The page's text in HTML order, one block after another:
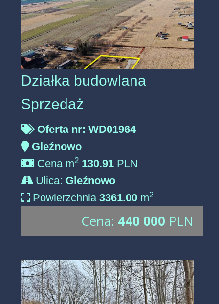
Działka budowlana
Sprzedaż
Oferta nr: WD01964
Gleźnowo
Cena m2 130.91 PLN
Ulica: Gleźnowo
Powierzchnia3361.00 m2
Cena: 440 000 PLN